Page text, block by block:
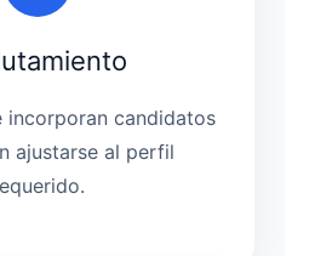
incorporan candidatos
ajustarse al perfil